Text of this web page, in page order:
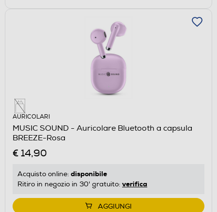
AURICOLARI
MUSIC SOUND - Auricolare Bluetooth a capsula
BREEZE-Rosa
€ 14,90
Acquisto online: disponibile
Ritiro in negozio in 30' gratuito: verifica
AGGIUNGI